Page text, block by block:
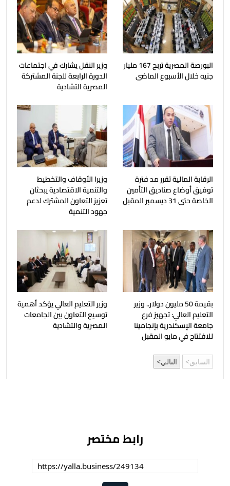
البورصة المصرية تربح 167 مليار
جنيه خلال الأسبوع الماضى
وزير النقل يشارك في اجتماعات
الدورة الرابعة للجنة المشتركة
المصرية التشادية
الرقابة المالية تقرر مد فترة
توفيق أوضاع صناديق التأمين
الخاصة حتى 31 ديسمبر المقبل
وزيرا الأوقاف والتخطيط
والتنمية الاقتصادية يبحثان
تعزيز التعاون المشترك لدعم
جهود التنمية
بقيمة 50 مليون دولار.. وزير
التعليم العالي: تجهيز فرع
جامعة الإسكندرية بإنجامينا
للافتتاح في مايو المقبل
وزير التعليم العالي يؤكد أهمية
توسيع التعاون بين الجامعات
المصرية والتشادية
السابق التالي
رابط مختصر